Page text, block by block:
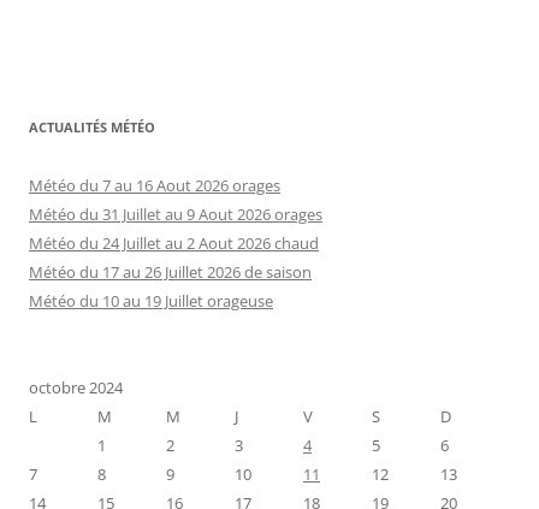
ACTUALITÉS MÉTÉO
Météo du 7 au 16 Aout 2026 orages
Météo du 31 Juillet au 9 Aout 2026 orages
Météo du 24 Juillet au 2 Aout 2026 chaud
Météo du 17 au 26 Juillet 2026 de saison
Météo du 10 au 19 Juillet orageuse
octobre 2024
L
M M J V S
D
1
2 3 4 5
6
7
8 9 10 11 12
13
14
15 16 17 18 19 20